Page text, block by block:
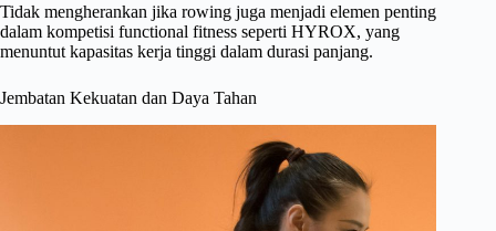
Tidak mengherankan jika rowing juga menjadi elemen penting
dalam kompetisi functional fitness seperti HYROX, yang
menuntut kapasitas kerja tinggi dalam durasi panjang.
Jembatan Kekuatan dan Daya Tahan